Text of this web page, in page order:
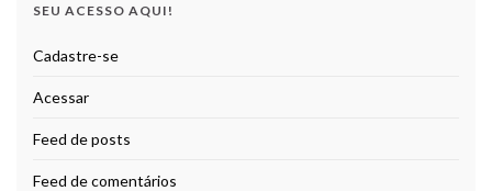
SEU ACESSO AQUI!
Cadastre-se
Acessar
Feed de posts
Feed de comentários